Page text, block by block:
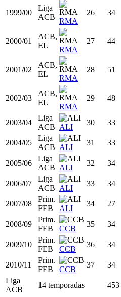
1995/96
Liga
ACB CBZ
22 38
ACB BAS
Liga
BAS
1998/99
Liga
ACB
BAS
25 32
1999/00
Liga
ACB
RMA
26 34
2000/01
ACB,
EL
RMA
27 44
ACB,
EL
RMA
2002/03
ACB,
EL
RMA
29 48
2003/04
Liga
ACB
ALI
30 33
2004/05
Liga
ACB
ALI
31 33
2005/06
Liga
ACB
ALI
32 34
2006/07
Liga
ACB
ALI
33 34
2007/08
Prim.
FEB
ALI
27